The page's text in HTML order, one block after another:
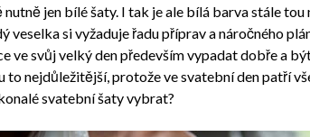
nutně jen bílé šaty. I tak je ale bílá barva stále
veselka si vyžaduje řadu příprav a náročného
ve svůj velký den především vypadat dobře a
to nejdůležitější, protože ve svatební den patří
svatební šaty vybrat?